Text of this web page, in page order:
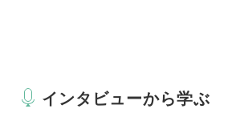
インタビューから学ぶ